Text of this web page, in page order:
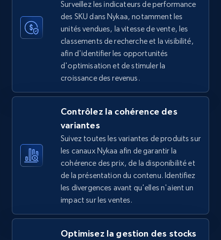
TikTok Shop - category
URL, Title, Available, Description, Currency, Initial
price, Final price, Discount percent, and more.
5.4K+ 667+ Commencer
TikTok Shop - Collect TikTok shop products
by keywords search
URL, Title, Available, Description, Currency, Initial
price, Final price, Discount percent, and more.
Surveillez les indicateurs de performance
des SKU dans Nykaa, notamment les
unités vendues, la vitesse de vente, les
classements de recherche et la visibilité,
afin d'identifier les opportunités
d'optimisation et de stimuler la
croissance des revenus.
Contrôlez la cohérence des
variantes
Suivez toutes les variantes de produits sur
les canaux Nykaa afin de garantir la
cohérence des prix, de la disponibilité et
de la présentation du contenu. Identifiez
les divergences avant qu'elles n'aient un
impact sur les ventes.
Optimisez la gestion des stocks